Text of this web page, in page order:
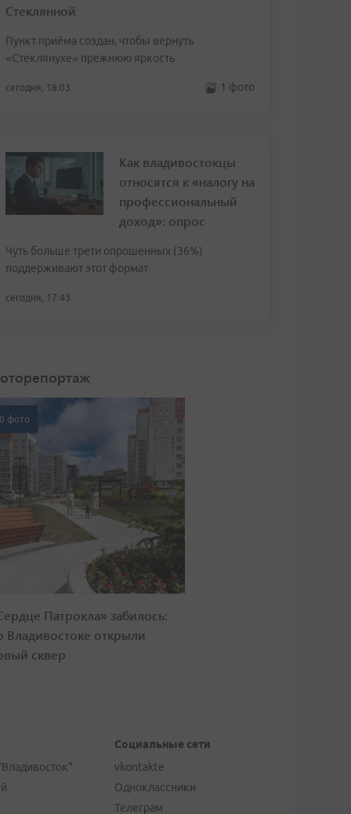
Стеклянной
Пункт приёма создан, чтобы вернуть
«Стеклянухе» прежнюю яркость
сегодня, 18:03 1 фото
Как владивостокцы
относятся к «налогу на
профессиональный
доход»: опрос
Чуть больше трети опрошенных (36%)
поддерживают этот формат
сегодня, 17:43
фото
Патрокла» забилось:
Владивостоке открыли
сквер
Социальные сети
vkontakte
Одноклассники
Телеграм